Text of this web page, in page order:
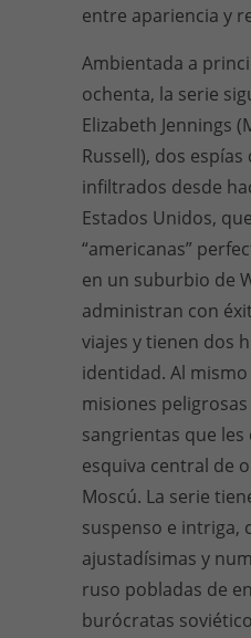
entre apariencia y
Ambientada a
ochenta, la serie
Elizabeth Jennings
Russell), dos espías
infiltrados desde
Estados Unidos,
“americanas”
en un suburbio de
administran con
viajes y tienen dos
identidad. Al
misiones
sangrientas que les
esquiva central de
Moscú. La serie
suspenso e intriga,
ajustadísimas y
ruso pobladas de
burócratas